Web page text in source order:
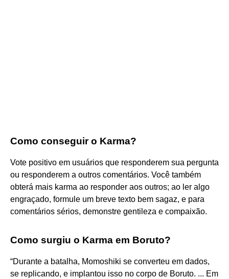
Como conseguir o Karma?
Vote positivo em usuários que responderem sua pergunta
ou responderem a outros comentários. Você também
obterá mais karma ao responder aos outros; ao ler algo
engraçado, formule um breve texto bem sagaz, e para
comentários sérios, demonstre gentileza e compaixão.
Como surgiu o Karma em Boruto?
“Durante a batalha, Momoshiki se converteu em dados,
se replicando, e implantou isso no corpo de Boruto. ... Em